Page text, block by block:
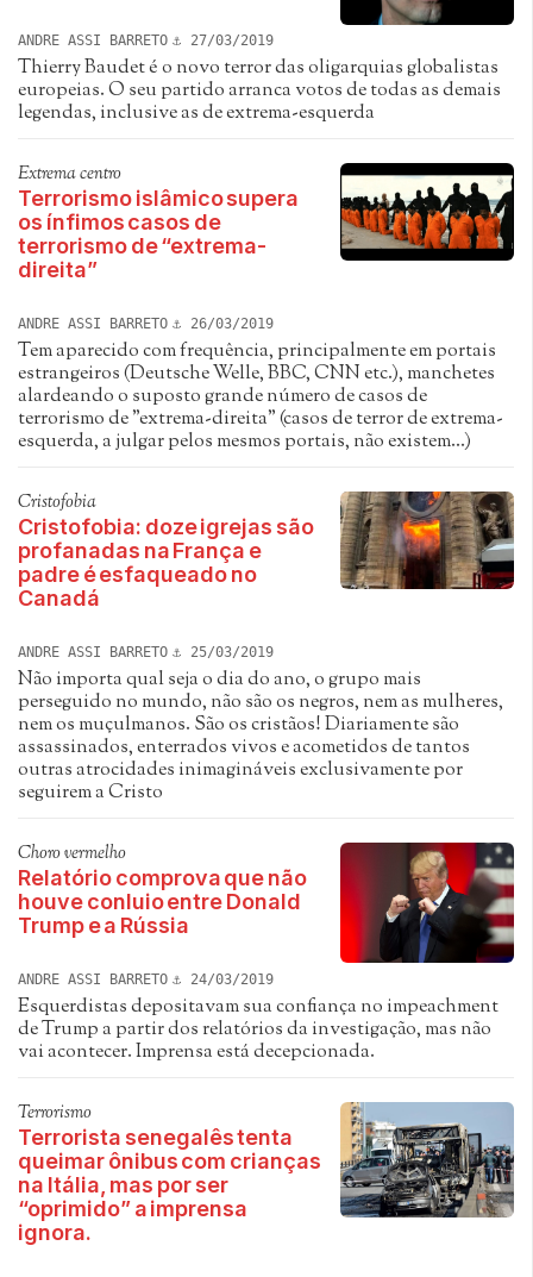
ANDRE ASSI BARRETO 27/03/2019
Thierry Baudet é o novo terror das oligarquias globalistas
europeias. O seu partido arranca votos de todas as demais
legendas, inclusive as de extrema-esquerda
Extrema centro
Terrorismo islâmico supera
os ínfimos casos de
terrorismo de “extrema-
direita”
ANDRE ASSI BARRETO 26/03/2019
Tem aparecido com frequência, principalmente em portais
estrangeiros (Deutsche Welle, BBC, CNN etc.), manchetes
alardeando o suposto grande número de casos de
terrorismo de "extrema-direita" (casos de terror de extrema-
esquerda, a julgar pelos mesmos portais, não existem...)
Cristofobia
Cristofobia: doze igrejas são
profanadas na França e
padre é esfaqueado no
Canadá
ANDRE ASSI BARRETO 25/03/2019
Não importa qual seja o dia do ano, o grupo mais
perseguido no mundo, não são os negros, nem as mulheres,
nem os muçulmanos. São os cristãos! Diariamente são
assassinados, enterrados vivos e acometidos de tantos
outras atrocidades inimagináveis exclusivamente por
seguirem a Cristo
Choro vermelho
Relatório comprova que não
houve conluio entre Donald
Trump e a Rússia
ANDRE ASSI BARRETO 24/03/2019
Esquerdistas depositavam sua confiança no impeachment
de Trump a partir dos relatórios da investigação, mas não
vai acontecer. Imprensa está decepcionada.
Terrorismo
Terrorista senegalês tenta
queimar ônibus com crianças
na Itália, mas por ser
“oprimido” a imprensa
ignora.